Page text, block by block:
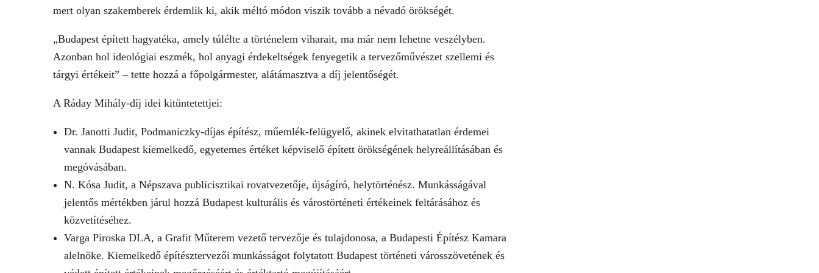
mert olyan szakemberek érdemlik ki, akik méltó módon viszik tovább a névadó örökségét.
„Budapest épített hagyatéka, amely túlélte a történelem viharait, ma már nem lehetne veszélyben.
Azonban hol ideológiai eszmék, hol anyagi érdekeltségek fenyegetik a tervezőművészet szellemi és
tárgyi értékeit” – tette hozzá a főpolgármester, alátámasztva a díj jelentőségét.
A Ráday Mihály-díj idei kitüntetettjei:
Dr. Janotti Judit, Podmaniczky-díjas építész, műemlék-felügyelő, akinek elvitathatatlan érdemei
vannak Budapest kiemelkedő, egyetemes értéket képviselő épített örökségének helyreállításában és
megóvásában.
N. Kósa Judit, a Népszava publicisztikai rovatvezetője, újságíró, helytörténész. Munkásságával
jelentős mértékben járul hozzá Budapest kulturális és várostörténeti értékeinek feltárásához és
közvetítéséhez.
Varga Piroska DLA, a Grafit Műterem vezető tervezője és tulajdonosa, a Budapesti Építész Kamara
alelnöke. Kiemelkedő építésztervezői munkásságot folytatott Budapest történeti városszövetének és